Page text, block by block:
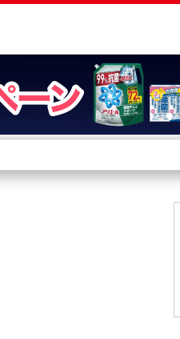
店舗サービス
ネット取り置き